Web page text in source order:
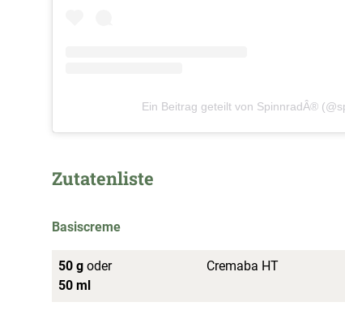
Ein Beitrag geteilt von SpinnradÂ®
Zutatenliste
Basiscreme
50 g oder
50 ml
Cremaba HT